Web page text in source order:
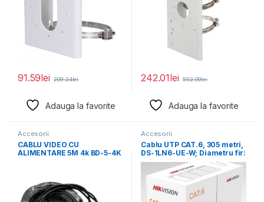
91.59lei 209.24lei
Adauga la favorite
242.01lei 552.09lei
Adauga la favorite
Accesorii
CABLU VIDEO CU
ALIMENTARE 5M 4k BD-5-4K
Accesorii
Cablu UTP CAT.6, 305 metri,
DS-1LN6-UE-W; Diametru fir:
0.53mm, OFC,